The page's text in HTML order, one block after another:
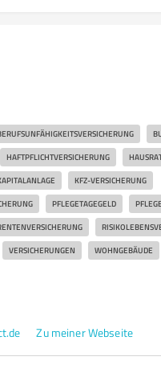
HAFTPFLICHTVERSICHERUNG
KFZ-VERSICHERUNG
PFLEGETAGEGELD
VERSICHERUNGEN WOHNGEBÄUDE
Zu meiner Webseite